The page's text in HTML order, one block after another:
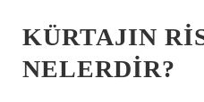
KÜRTAJIN
NELERDIR?